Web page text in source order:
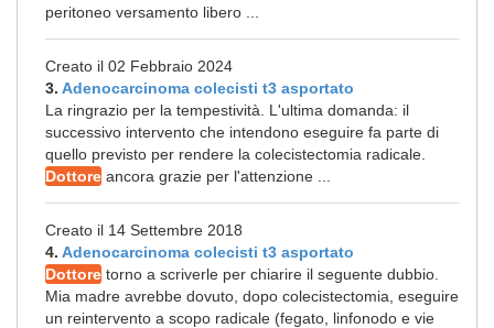
peritoneo versamento libero ...
Creato il 02 Febbraio 2024
3. Adenocarcinoma colecisti t3 asportato
La ringrazio per la tempestività. L'ultima domanda: il
successivo intervento che intendono eseguire fa parte di
quello previsto per rendere la colecistectomia radicale.
Dottore ancora grazie per l'attenzione ...
Creato il 14 Settembre 2018
4. Adenocarcinoma colecisti t3 asportato
Dottore torno a scriverle per chiarire il seguente dubbio.
Mia madre avrebbe dovuto, dopo colecistectomia, eseguire
un reintervento a scopo radicale (fegato, linfonodo e vie